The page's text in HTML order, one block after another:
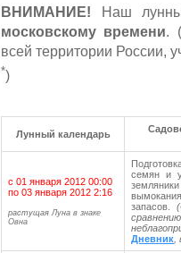
ВНИМАНИЕ! Наш
московскому времени.
всей территории России,
*)
Лунный календарь
с 01 января 2012 00:00
по 03 января 2012 2:16
растущая Луна в знаке
Овна
семян и
запасов.
Дневник